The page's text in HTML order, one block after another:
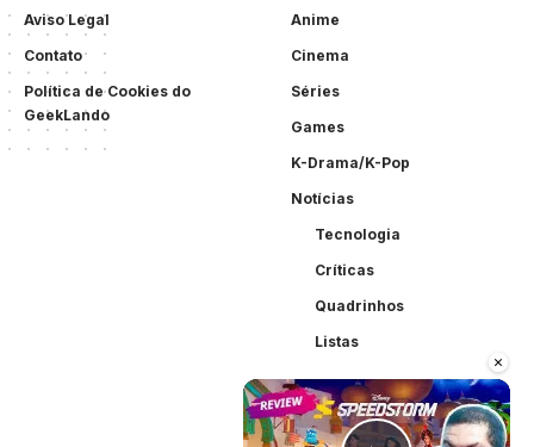
×
Aviso Legal
Contato
Política de Cookies do
GeekLando
Anime
Cinema
Séries
Games
K-Drama/K-Pop
Notícias
Tecnologia
Críticas
Quadrinhos
Listas